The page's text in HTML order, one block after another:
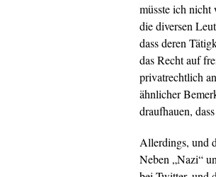
müsste ich nicht
die diversen
dass deren
das Recht auf
privatrechtlich
ähnlicher
draufhauen,
Allerdings, und
Neben „Nazi“